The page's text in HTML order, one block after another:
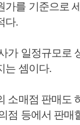
가를 기준으로
다.
가 일정규모로
는 셈이다.
소매점 판매도
점 등에서 판매